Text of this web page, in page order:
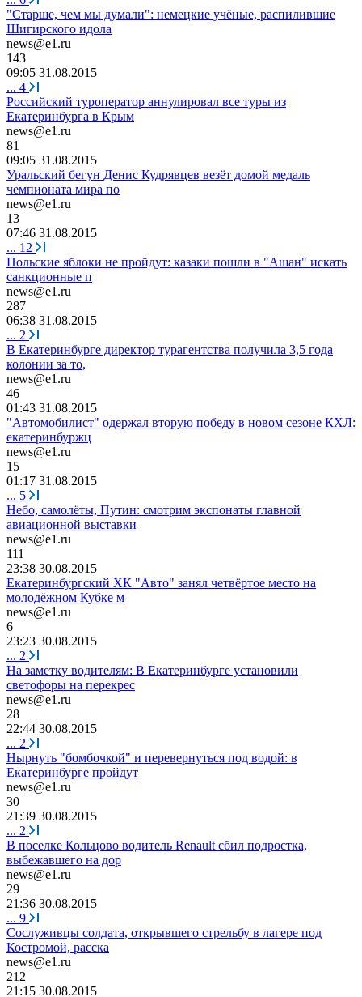
"Старше, чем мы думали": немецкие учёные, распилившие
Шигирского идола
news@e1.ru
143
09:05 31.08.2015
... 4
Российский туроператор аннулировал все туры из
Екатеринбурга в Крым
news@e1.ru
81
09:05 31.08.2015
Уральский бегун Денис Кудрявцев везёт домой медаль
чемпионата мира по
news@e1.ru
13
07:46 31.08.2015
... 12
Польские яблоки не пройдут: казаки пошли в "Ашан" искать
санкционные п
news@e1.ru
287
06:38 31.08.2015
... 2
В Екатеринбурге директор турагентства получила 3,5 года
колонии за то,
news@e1.ru
46
01:43 31.08.2015
"Автомобилист" одержал вторую победу в новом сезоне КХЛ:
екатеринбуржц
news@e1.ru
15
01:17 31.08.2015
... 5
Небо, самолёты, Путин: смотрим экспонаты главной
авиационной выставки
news@e1.ru
111
23:38 30.08.2015
Екатеринбургский ХК "Авто" занял четвёртое место на
молодёжном Кубке м
news@e1.ru
6
23:23 30.08.2015
... 2
На заметку водителям: В Екатеринбурге установили
светофоры на перекрес
news@e1.ru
28
22:44 30.08.2015
... 2
Нырнуть "бомбочкой" и перевернуться под водой: в
Екатеринбурге пройдут
news@e1.ru
30
21:39 30.08.2015
... 2
В поселке Кольцово водитель Renault сбил подростка,
выбежавшего на дор
news@e1.ru
29
21:36 30.08.2015
... 9
Сослуживцы солдата, открывшего стрельбу в лагере под
Костромой, расска
news@e1.ru
212
21:15 30.08.2015